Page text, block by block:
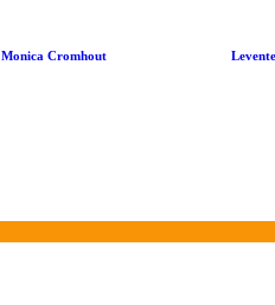
Monica Cromhout